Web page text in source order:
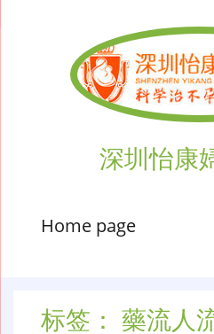
深圳怡康
Home page
标签： 藥流人